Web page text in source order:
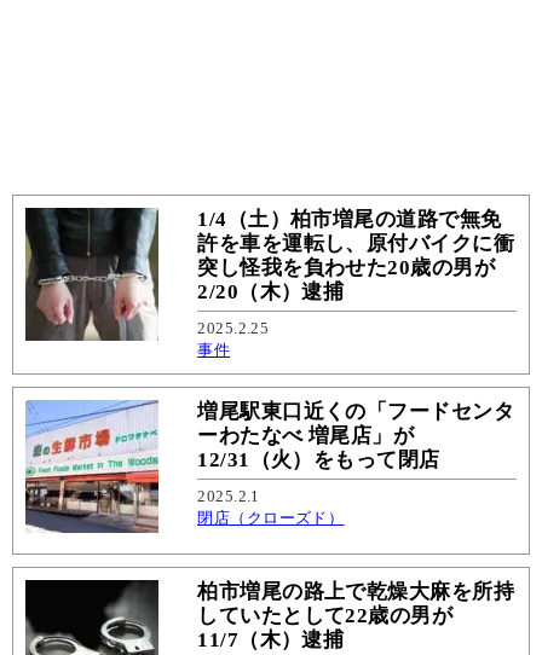
1/4（土）柏市増尾の道路で無免
許を車を運転し、原付バイクに衝
突し怪我を負わせた20歳の男が
2/20（木）逮捕
2025.2.25
事件
増尾駅東口近くの「フードセンタ
ーわたなべ 増尾店」が
12/31（火）をもって閉店
2025.2.1
閉店（クローズド）
柏市増尾の路上で乾燥大麻を所持
していたとして22歳の男が
11/7（木）逮捕